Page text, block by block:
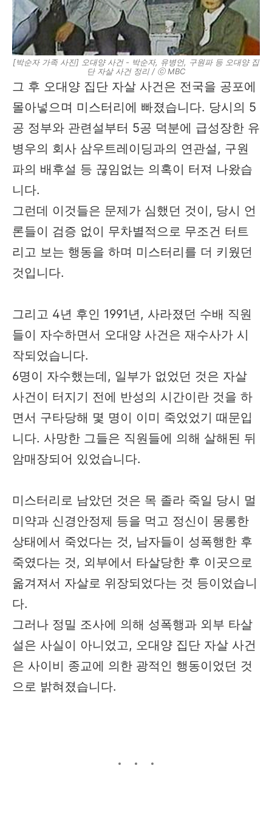
[박순자 가족 사진] 오대양 사건 - 박순자, 유병언, 구원파 등 오대양 집
단 자살 사건 정리 / ⓒ MBC
그 후 오대양 집단 자살 사건은 전국을 공포에
몰아넣으며 미스터리에 빠졌습니다. 당시의 5
공 정부와 관련설부터 5공 덕분에 급성장한 유
병우의 회사 삼우트레이딩과의 연관설, 구원
파의 배후설 등 끊임없는 의혹이 터져 나왔습
니다.
그런데 이것들은 문제가 심했던 것이, 당시 언
론들이 검증 없이 무차별적으로 무조건 터트
리고 보는 행동을 하며 미스터리를 더 키웠던
것입니다.
그리고 4년 후인 1991년, 사라졌던 수배 직원
들이 자수하면서 오대양 사건은 재수사가 시
작되었습니다.
6명이 자수했는데, 일부가 없었던 것은 자살
사건이 터지기 전에 반성의 시간이란 것을 하
면서 구타당해 몇 명이 이미 죽었었기 때문입
니다. 사망한 그들은 직원들에 의해 살해된 뒤
암매장되어 있었습니다.
미스터리로 남았던 것은 목 졸라 죽일 당시 멀
미약과 신경안정제 등을 먹고 정신이 몽롱한
상태에서 죽었다는 것, 남자들이 성폭행한 후
죽였다는 것, 외부에서 타살당한 후 이곳으로
옮겨져서 자살로 위장되었다는 것 등이었습니
다.
그러나 정밀 조사에 의해 성폭행과 외부 타살
설은 사실이 아니었고, 오대양 집단 자살 사건
은 사이비 종교에 의한 광적인 행동이었던 것
으로 밝혀졌습니다.